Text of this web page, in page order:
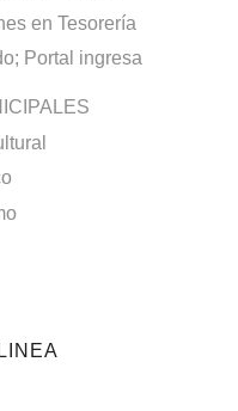
en Tesorería
Portal ingresa